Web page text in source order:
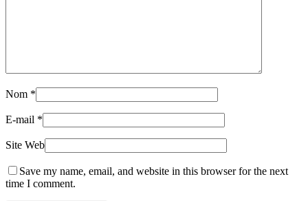
Nom *
E-mail *
Site Web
Save my name, email, and website in this browser for the next
time I comment.